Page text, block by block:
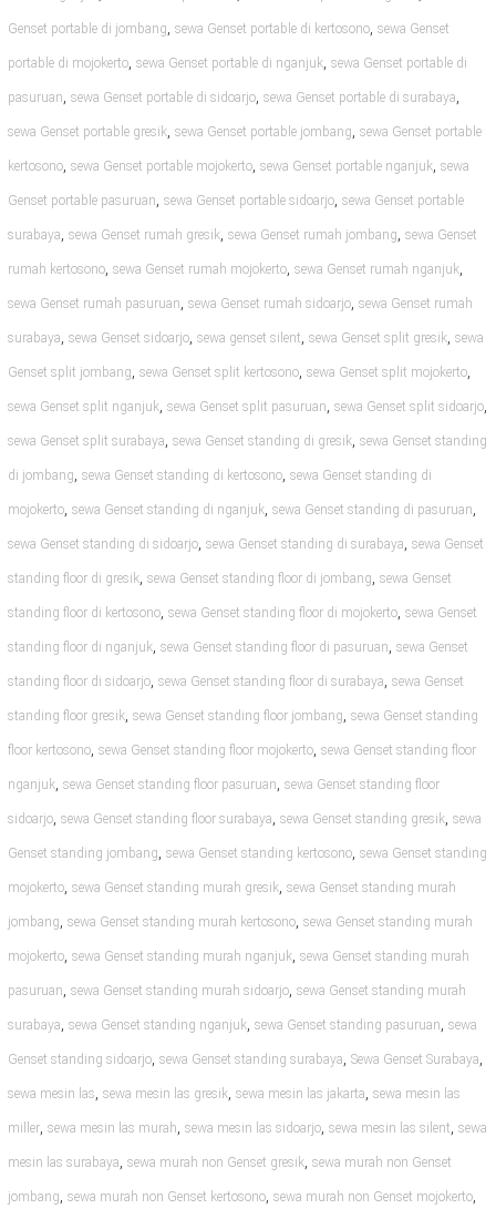
Genset portable di jombang, sewa Genset portable di kertosono, sewa Genset
portable di mojokerto, sewa Genset portable di nganjuk, sewa Genset portable di
pasuruan, sewa Genset portable di sidoarjo, sewa Genset portable di surabaya,
sewa Genset portable gresik, sewa Genset portable jombang, sewa Genset portable
kertosono, sewa Genset portable mojokerto, sewa Genset portable nganjuk, sewa
Genset portable pasuruan, sewa Genset portable sidoarjo, sewa Genset portable
surabaya, sewa Genset rumah gresik, sewa Genset rumah jombang, sewa Genset
rumah kertosono, sewa Genset rumah mojokerto, sewa Genset rumah nganjuk,
sewa Genset rumah pasuruan, sewa Genset rumah sidoarjo, sewa Genset rumah
surabaya, sewa Genset sidoarjo, sewa genset silent, sewa Genset split gresik, sewa
Genset split jombang, sewa Genset split kertosono, sewa Genset split mojokerto,
sewa Genset split nganjuk, sewa Genset split pasuruan, sewa Genset split sidoarjo,
sewa Genset split surabaya, sewa Genset standing di gresik, sewa Genset standing
di jombang, sewa Genset standing di kertosono, sewa Genset standing di
mojokerto, sewa Genset standing di nganjuk, sewa Genset standing di pasuruan,
sewa Genset standing di sidoarjo, sewa Genset standing di surabaya, sewa Genset
standing floor di gresik, sewa Genset standing floor di jombang, sewa Genset
standing floor di kertosono, sewa Genset standing floor di mojokerto, sewa Genset
standing floor di nganjuk, sewa Genset standing floor di pasuruan, sewa Genset
standing floor di sidoarjo, sewa Genset standing floor di surabaya, sewa Genset
standing floor gresik, sewa Genset standing floor jombang, sewa Genset standing
floor kertosono, sewa Genset standing floor mojokerto, sewa Genset standing floor
nganjuk, sewa Genset standing floor pasuruan, sewa Genset standing floor
sidoarjo, sewa Genset standing floor surabaya, sewa Genset standing gresik, sewa
Genset standing jombang, sewa Genset standing kertosono, sewa Genset standing
mojokerto, sewa Genset standing murah gresik, sewa Genset standing murah
jombang, sewa Genset standing murah kertosono, sewa Genset standing murah
mojokerto, sewa Genset standing murah nganjuk, sewa Genset standing murah
pasuruan, sewa Genset standing murah sidoarjo, sewa Genset standing murah
surabaya, sewa Genset standing nganjuk, sewa Genset standing pasuruan, sewa
Genset standing sidoarjo, sewa Genset standing surabaya, Sewa Genset Surabaya,
sewa mesin las, sewa mesin las gresik, sewa mesin las jakarta, sewa mesin las
miller, sewa mesin las murah, sewa mesin las sidoarjo, sewa mesin las silent, sewa
mesin las surabaya, sewa murah non Genset gresik, sewa murah non Genset
jombang, sewa murah non Genset kertosono, sewa murah non Genset mojokerto,